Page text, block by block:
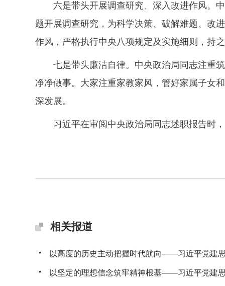
六是带头开展调查研究、深入改进作风。
题开展调查研究，为科学决策、破解难题、改
作风，严格执行中央八项规定及实施细则，持
七是带头廉洁自律。中央政治局同志注重
净净做事。大家注重家教家风，管好家属子女
深发展。
习近平在审阅中央政治局同志述职报告时
相关报道
以高度的历史主动把握时代航向——习近平党建
以坚定的理想信念筑牢精神根基——习近平党建